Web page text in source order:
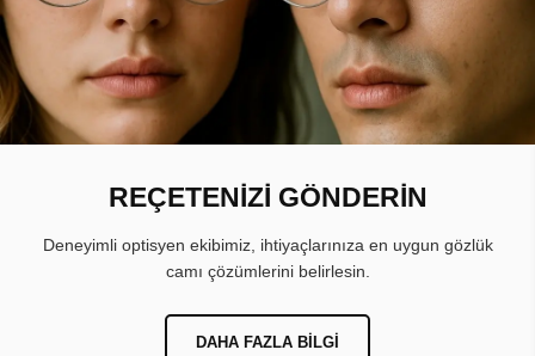
REÇETENİZİ GÖNDERİN
Deneyimli optisyen ekibimiz, ihtiyaçlarınıza en uygun gözlük
camı çözümlerini belirlesin.
DAHA FAZLA BILGI